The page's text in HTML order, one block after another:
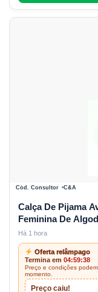
Cód. Consultor C&A
Calça De Pijama
Feminina De
Vinho
Há 1 hora
Oferta relâmpago
Termina em 04:59:37
Preço e condições
momento.
Preço caiu!